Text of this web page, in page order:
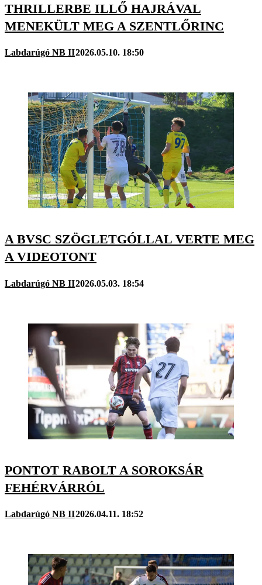
THRILLERBE ILLŐ HAJRÁVAL
MENEKÜLT MEG A SZENTLŐRINC
Labdarúgó NB II2026.05.10. 18:50
A BVSC SZÖGLETGÓLLAL VERTE MEG
A VIDEOTONT
Labdarúgó NB II2026.05.03. 18:54
PONTOT RABOLT A SOROKSÁR
FEHÉRVÁRRÓL
Labdarúgó NB II2026.04.11. 18:52